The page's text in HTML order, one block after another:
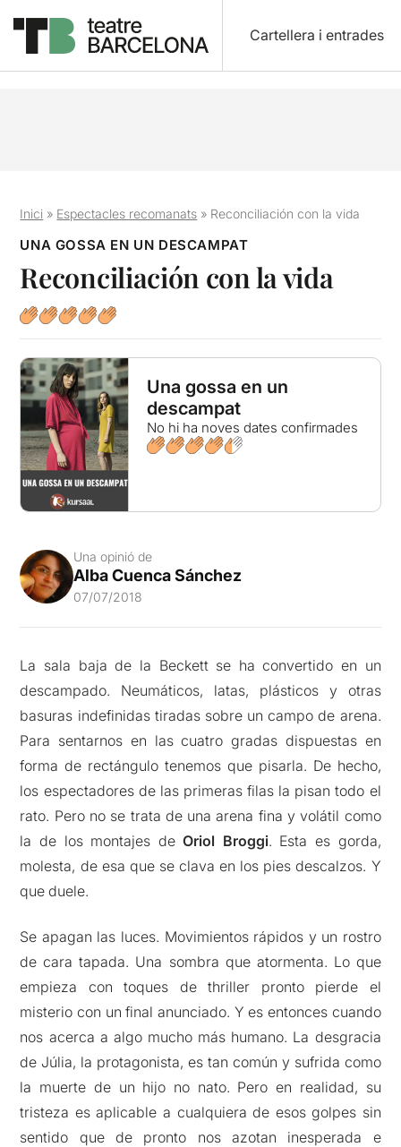
Cartellera i entrades
Inici » Espectacles recomanats » Reconciliación con la vida
UNA GOSSA EN UN DESCAMPAT
Reconciliación con la vida
Una gossa en un
descampat
No hi ha noves dates confirmades
Una opinió de
Alba Cuenca Sánchez
07/07/2018
La sala baja de la Beckett se ha convertido en un
descampado. Neumáticos, latas, plásticos y otras
basuras indefinidas tiradas sobre un campo de arena.
Para sentarnos en las cuatro gradas dispuestas en
forma de rectángulo tenemos que pisarla. De hecho,
los espectadores de las primeras filas la pisan todo el
rato. Pero no se trata de una arena fina y volátil como
la de los montajes deOriol Broggi. Esta es gorda,
molesta, de esa que se clava en los pies descalzos. Y
que duele.
Se apagan las luces. Movimientos rápidos y un rostro
de cara tapada. Una sombra que atormenta. Lo que
empieza con toques de thriller pronto pierde el
misterio con un final anunciado. Y es entonces cuando
nos acerca a algo mucho más humano. La desgracia
de Júlia, la protagonista, es tan común y sufrida como
la muerte de un hijo no nato. Pero en realidad, su
tristeza es aplicable a cualquiera de esos golpes sin
sentido que de pronto nos azotan inesperada e